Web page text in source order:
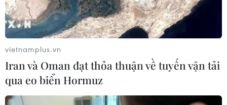
vietnamplus.vn
Iran và Oman đạt thỏa thuận về tuyến vận tải
qua eo biển Hormuz